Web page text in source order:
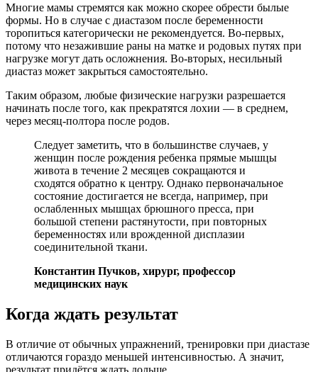
Многие мамы стремятся как можно скорее обрести былые
формы. Но в случае с диастазом после беременности
торопиться категорически не рекомендуется. Во-первых,
потому что незажившие раны на матке и родовых путях при
нагрузке могут дать осложнения. Во-вторых, несильный
диастаз может закрыться самостоятельно.
Таким образом, любые физические нагрузки разрешается
начинать после того, как прекратятся лохии — в среднем,
через месяц-полтора после родов.
Следует заметить, что в большинстве случаев, у
женщин после рождения ребенка прямые мышцы
живота в течение 2 месяцев сокращаются и
сходятся обратно к центру. Однако первоначальное
состояние достигается не всегда, например, при
ослабленных мышцах брюшного пресса, при
большой степени растянутости, при повторных
беременностях или врожденной дисплазии
соединительной ткани.
Константин Пучков, хирург, профессор
медицинских наук
Когда ждать результат
В отличие от обычных упражнений, тренировки при диастазе
отличаются гораздо меньшей интенсивностью. А значит,
результат придётся ждать дольше.